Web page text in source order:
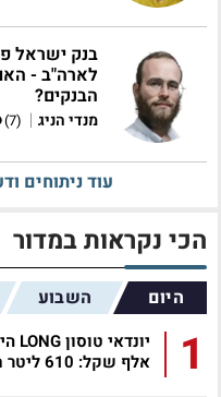
בנק ישראל
לארה"ב -
הבנקים?
מנדי הניג |
(7)
עוד ניתוחים
הכי נקראות במדור
היום השבוע
1
אלף שקל: 610 ליטר תא מטען,...